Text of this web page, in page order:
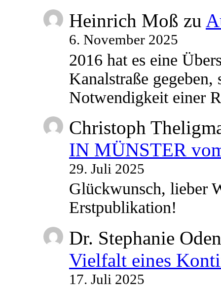
Heinrich Moß zu
6. November 2025
2016 hat es eine
Kanalstraße
Notwendigkeit einer
Christoph
IN MÜNSTER
29. Juli 2025
Glückwunsch, lieber
Erstpublikation!
Dr. Stephanie
Vielfalt eines
17. Juli 2025